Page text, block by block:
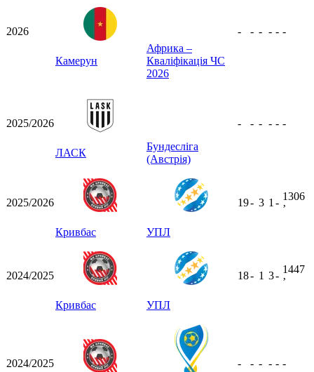
2026
Камерун
Африка –
Кваліфікація ЧС
2026
- - - - - -
2025/2026
ЛАСК
Бундесліга
(Австрія)
- - - - - -
2025/2026
Кривбас УПЛ
19- 3 1 -
1306
ʼ
2024/2025
Кривбас УПЛ
18- 1 3-
1447
ʼ
2024/2025 - - - - - -